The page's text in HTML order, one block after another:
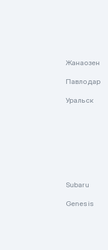
Жанаозен
Павлодар
Уральск
Subaru
Genesis